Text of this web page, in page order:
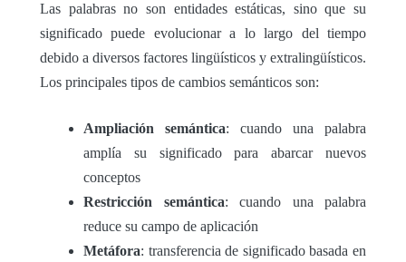
Las palabras no son entidades estáticas, sino que su
significado puede evolucionar a lo largo del tiempo
debido a diversos factores lingüísticos y extralingüísticos.
Los principales tipos de cambios semánticos son:
Ampliación semántica: cuando una palabra
amplía su significado para abarcar nuevos
conceptos
Restricción semántica: cuando una palabra
reduce su campo de aplicación
Metáfora: transferencia de significado basada en